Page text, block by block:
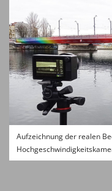
Aufzeichnung der realen